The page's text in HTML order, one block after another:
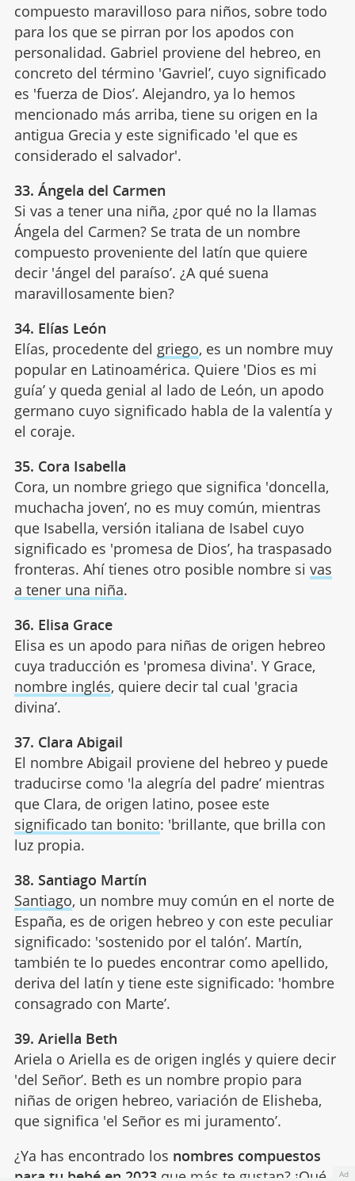
compuesto maravilloso para niños, sobre todo
para los que se pirran por los apodos con
personalidad. Gabriel proviene del hebreo, en
concreto del término 'Gavriel’, cuyo significado
es 'fuerza de Dios’. Alejandro, ya lo hemos
mencionado más arriba, tiene su origen en la
antigua Grecia y este significado 'el que es
considerado el salvador'.
33. Ángela del Carmen
Si vas a tener una niña, ¿por qué no la llamas
Ángela del Carmen? Se trata de un nombre
compuesto proveniente del latín que quiere
decir 'ángel del paraíso’. ¿A qué suena
maravillosamente bien?
34. Elías León
Elías, procedente del griego, es un nombre muy
popular en Latinoamérica. Quiere 'Dios es mi
guía’ y queda genial al lado de León, un apodo
germano cuyo significado habla de la valentía y
el coraje.
35. Cora Isabella
Cora, un nombre griego que significa 'doncella,
muchacha joven’, no es muy común, mientras
que Isabella, versión italiana de Isabel cuyo
significado es 'promesa de Dios’, ha traspasado
fronteras. Ahí tienes otro posible nombre si vas
a tener una niña.
36. Elisa Grace
Elisa es un apodo para niñas de origen hebreo
cuya traducción es 'promesa divina'. Y Grace,
nombre inglés, quiere decir tal cual 'gracia
divina’.
37. Clara Abigail
El nombre Abigail proviene del hebreo y puede
traducirse como 'la alegría del padre’ mientras
que Clara, de origen latino, posee este
significado tan bonito: 'brillante, que brilla con
luz propia.
38. Santiago Martín
Santiago, un nombre muy común en el norte de
España, es de origen hebreo y con este peculiar
significado: 'sostenido por el talón’. Martín,
también te lo puedes encontrar como apellido,
deriva del latín y tiene este significado: 'hombre
consagrado con Marte’.
39. Ariella Beth
Ariela o Ariella es de origen inglés y quiere decir
'del Señor’. Beth es un nombre propio para
niñas de origen hebreo, variación de Elisheba,
que significa 'el Señor es mi juramento’.
¿Ya has encontrado los nombres compuestos
para tu bebé en 2023 que más te gustan? ¡Qué Ad